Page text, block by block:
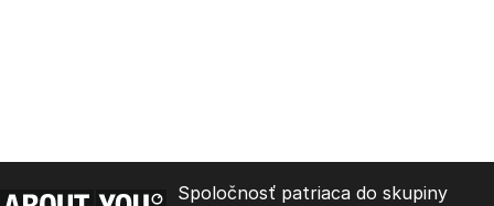
Spoločnosť patriaca do skupiny